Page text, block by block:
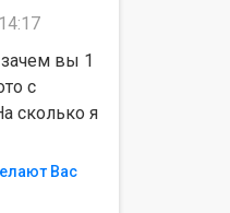
вы 1
с
сколько я
Вас